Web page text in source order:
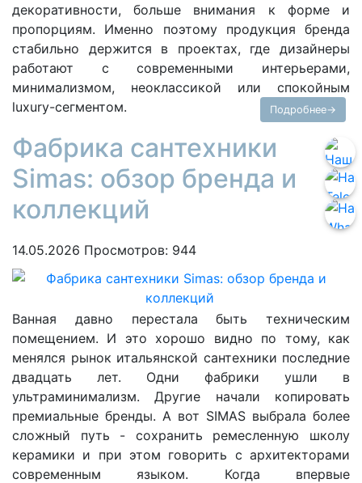
декоративности, больше внимания к форме и
пропорциям. Именно поэтому продукция бренда
стабильно держится в проектах, где дизайнеры
работают с современными интерьерами,
минимализмом, неоклассикой или спокойным
luxury-сегментом.
Подробнее→
Фабрика сантехники
Simas: обзор бренда и
коллекций
14.05.2026 Просмотров: 944
Ванная давно перестала быть техническим
помещением. И это хорошо видно по тому, как
менялся рынок итальянской сантехники последние
двадцать лет. Одни фабрики ушли в
ультраминимализм. Другие начали копировать
премиальные бренды. А вот SIMAS выбрала более
сложный путь - сохранить ремесленную школу
керамики и при этом говорить с архитекторами
современным языком. Когда впервые